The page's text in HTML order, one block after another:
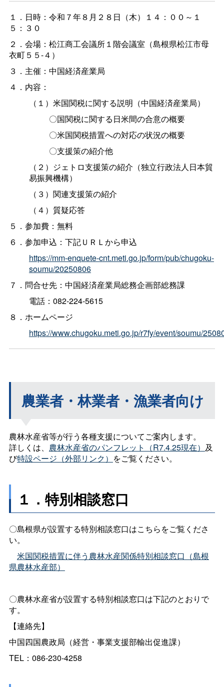
１．日時：令和７年８月２８日（木）１４：００～１
５：３０
２．会場：松江商工会議所１階会議室（島根県松江市母
衣町５５-４）
３．主催：中国経済産業局
４．内容：
（１）米国関税に関する説明（中国経済産業局）
〇国関税に関する日米間の合意の概要
〇米国関税措置への対応の状況の概要
〇支援策の紹介他
（２）ジェトロ支援策の紹介（独立行政法人日本貿
易振興機構）
（３）関連支援策の紹介
（４）質疑応答
５．参加費：無料
６．参加申込：下記ＵＲＬから申込
https://mm-enquete-cnt.meti.go.jp/form/pub/chugoku-
soumu/20250806
７．問合せ先：中国経済産業局総務企画部総務課
電話：082-224-5615
８．ホームページ
https://www.chugoku.meti.go.jp/r7fy/event/soumu/
農業者・林業者・漁業者向け
農林水産省等が行う各種支援についてご案内します。
詳しくは、 農林水産省のパンフレット（R7.4.25現在） 及
び特設ページ（外部リンク） をご覧ください。
１．特別相談窓口
〇島根県が設置する特別相談窓口はこちらをご覧くださ
い。
米国関税措置に伴う農林水産関係特別相談窓口（島根
県農林水産部）
〇農林水産省が設置する特別相談窓口は下記のとおりで
す。
【連絡先】
中国四国農政局（経営・事業支援部輸出促進課）
TEL：086-230-4258